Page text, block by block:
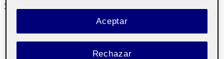
como cuando el cliente pide y el camarero toma nota y
también de forma consecutiva como cuando el
Rechazar
Aceptar